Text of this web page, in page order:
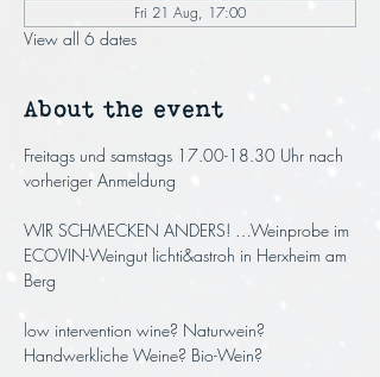
Fri 21 Aug, 17:00
View all 6 dates
About the event
Freitags und samstags 17.00-18.30 Uhr nach
vorheriger Anmeldung
WIR SCHMECKEN ANDERS! …Weinprobe im
ECOVIN-Weingut lichti&astroh in Herxheim am
Berg
low intervention wine? Naturwein?
Handwerkliche Weine? Bio-Wein?